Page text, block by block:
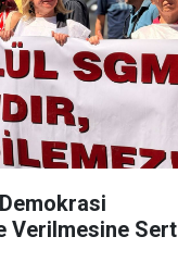
Verilmesine Sert